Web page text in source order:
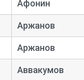
Афонин
Аржанов
Аржанов
Аввакумов